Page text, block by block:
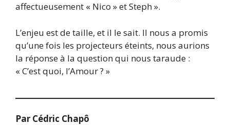
affectueusement « Nico » et Steph ».
L’enjeu est de taille, et il le sait. Il nous a promis
qu’une fois les projecteurs éteints, nous aurions
la réponse à la question qui nous taraude :
« C’est quoi, l’Amour ? »
Par Cédric Chapô